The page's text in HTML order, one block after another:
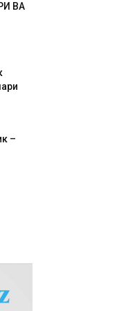
ВА
–